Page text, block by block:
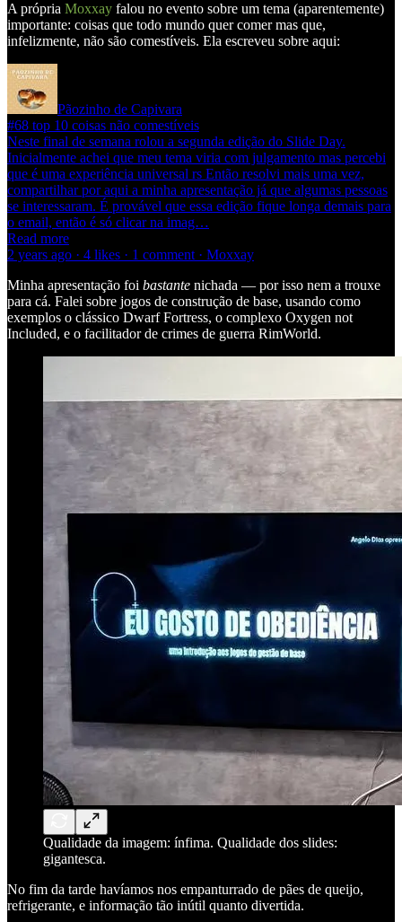
A própria Moxxay falou no evento sobre um tema (aparentemente)
importante: coisas que todo mundo quer comer mas que,
infelizmente, não são comestíveis. Ela escreveu sobre aqui:
Pãozinho de Capivara
#68 top 10 coisas não comestíveis
Neste final de semana rolou a segunda edição do Slide Day.
Inicialmente achei que meu tema viria com julgamento mas percebi
que é uma experiência universal rs Então resolvi mais uma vez,
compartilhar por aqui a minha apresentação já que algumas pessoas
se interessaram. É provável que essa edição fique longa demais para
o email, então é só clicar na imag…
Read more
2 years ago · 4 likes · 1 comment · Moxxay
Minha apresentação foi bastante nichada — por isso nem a trouxe
para cá. Falei sobre jogos de construção de base, usando como
exemplos o clássico Dwarf Fortress, o complexo Oxygen not
Included, e o facilitador de crimes de guerra RimWorld.
Qualidade da imagem: ínfima. Qualidade dos slides:
gigantesca.
No fim da tarde havíamos nos empanturrado de pães de queijo,
refrigerante, e informação tão inútil quanto divertida.